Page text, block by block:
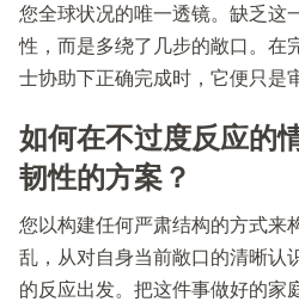
您全球状况的唯一透镜。缺乏这
性，而是多绕了几步的敞口。在
士协助下正确完成时，它便只是
如何在不过度反应的
韧性的方案？
您以构建任何严肃结构的方式来
乱，从对自身当前敞口的清晰认
的反应出发。把这件事做好的家